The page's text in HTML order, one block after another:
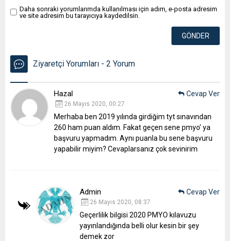
Daha sonraki yorumlarımda kullanılması için adım, e-posta adresim
ve site adresim bu tarayıcıya kaydedilsin.
Ziyaretçi Yorumları - 2 Yorum
Hazal
26 Mayıs 2020, 00:27
Merhaba ben 2019 yılında girdiğim tyt sınavından
260 ham puan aldım. Fakat geçen sene pmyo’ ya
başvuru yapmadım. Aynı puanla bu sene başvuru
yapabilir miyim? Cevaplarsanız çok sevinirim
Cevap Ver
Admin
26 Mayıs 2020, 08:37
Geçerlilik bilgisi 2020 PMYO kılavuzu
yayınlandığında belli olur kesin bir şey
demek zor
Cevap Ver